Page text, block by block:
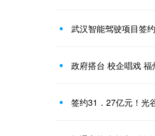
武汉智能驾驶项目签
政府搭台 校企唱戏
签约31．27亿元！光